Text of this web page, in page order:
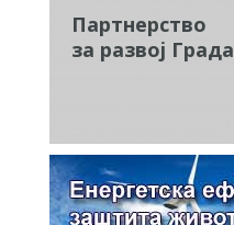
Партнерство
за развој Града